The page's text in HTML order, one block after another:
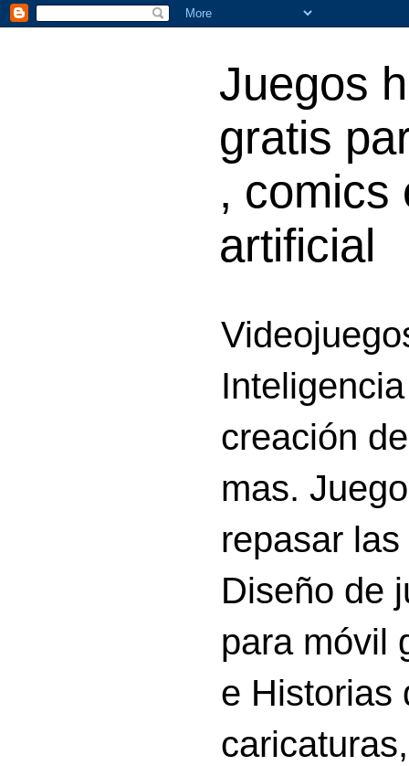
Juegos
gratis
, comics
artificial
creación
mas.
repasar
Diseño de
para móvil
e Historias